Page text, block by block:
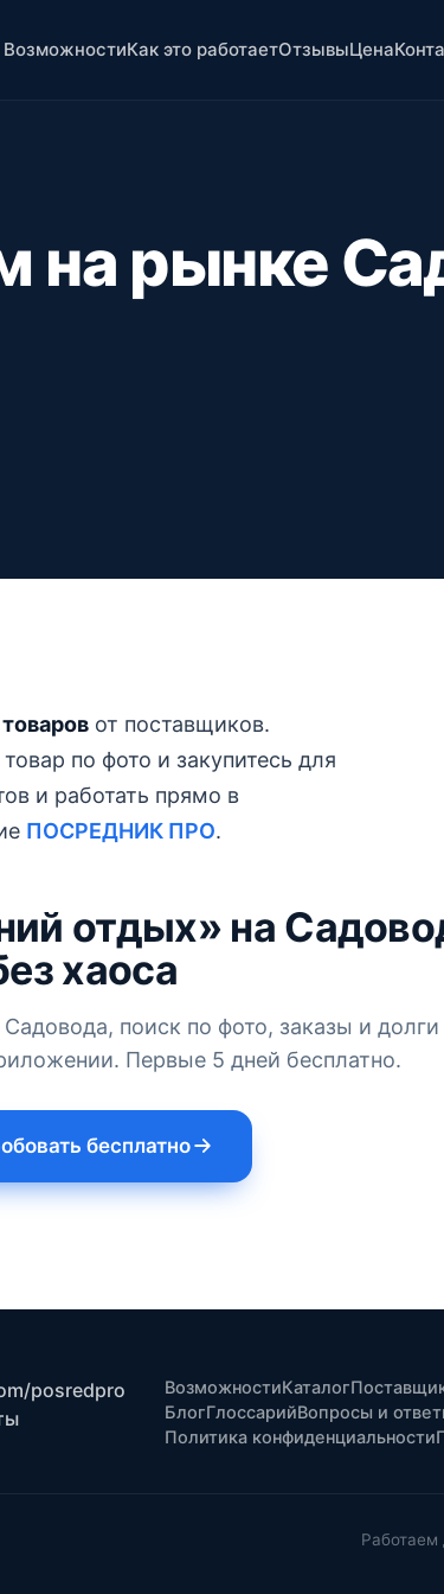
ВозможностиКак это работаетОтзывыЦена
на рынке
от поставщиков.
по фото и закупитесь для
и работать прямо в
ПОСРЕДНИК ПРО.
отдых» на
хаоса
поиск по фото, заказы и долги
Первые 5 дней бесплатно.
бесплатно
posredpro
ВозможностиКаталог
БлогГлоссарийВопросы и
Политика конфиденциальности
Работаем